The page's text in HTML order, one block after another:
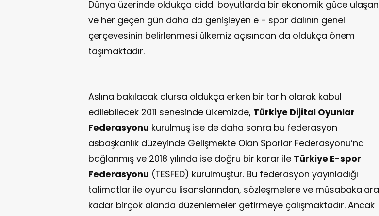
Dünya üzerinde oldukça ciddi boyutlarda bir ekonomik güce ulaşan
ve her geçen gün daha da genişleyen e - spor dalının genel
çerçevesinin belirlenmesi ülkemiz açısından da oldukça önem
taşımaktadır.
Aslına bakılacak olursa oldukça erken bir tarih olarak kabul
edilebilecek 2011 senesinde ülkemizde, Türkiye Dijital Oyunlar
Federasyonu kurulmuş ise de daha sonra bu federasyon
asbaşkanlık düzeyinde Gelişmekte Olan Sporlar Federasyonu’na
bağlanmış ve 2018 yılında ise doğru bir karar ile Türkiye E-spor
Federasyonu (TESFED) kurulmuştur. Bu federasyon yayınladığı
talimatlar ile oyuncu lisanslarından, sözleşmelere ve müsabakalara
kadar birçok alanda düzenlemeler getirmeye çalışmaktadır. Ancak